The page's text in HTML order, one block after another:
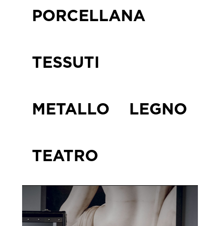
PORCELLANA
TESSUTI
METALLO LEGNO
TEATRO